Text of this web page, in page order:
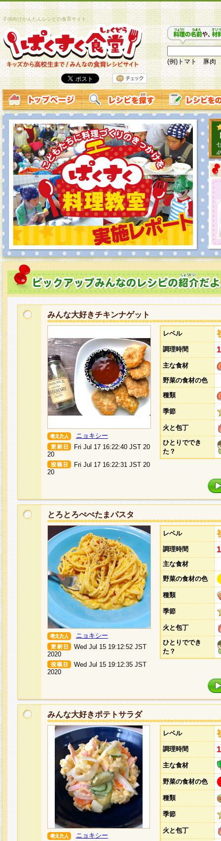
子供向けかんたんレシピの食育サイト
(例)トマト 豚肉
みんな大好きチキンナゲット
ニョキシー
Fri Jul 17 16:22:40 JST 20
20
Fri Jul 17 16:22:31 JST 20
20
レベル
調理時間
主な食材
野菜の食材の色
種類
季節
火と包丁
ひとりででき
た？
とろとろぺぺたまパスタ
ニョキシー
Wed Jul 15 19:12:52 JST
2020
Wed Jul 15 19:12:35 JST
2020
レベル
調理時間
主な食材
野菜の食材の色
種類
季節
火と包丁
ひとりででき
た？
みんな大好きポテトサラダ
ニョキシー
レベル
調理時間
主な食材
野菜の食材の色
種類
季節
火と包丁